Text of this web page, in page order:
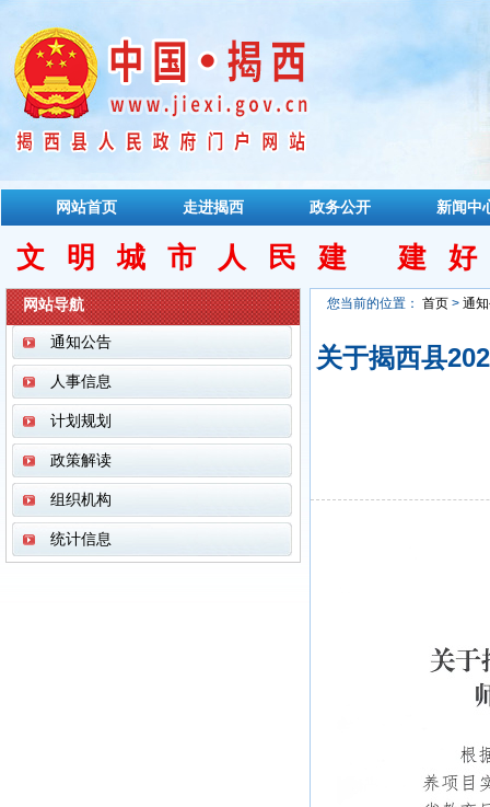
网站首页 走进揭西 政务公开 新闻中
文明城市人民建 建
网站导航
通知公告
人事信息
计划规划
政策解读
组织机构
统计信息
您当前的位置： 首页 > 通
关于揭西县